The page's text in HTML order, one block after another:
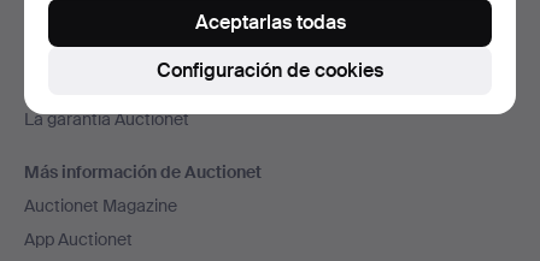
Trabaja con nosotros
Adhiere tu casa de subastas
La garantía Auctionet
Más información de Auctionet
Auctionet Magazine
App Auctionet
Configuración de cookies
Aceptarlas todas